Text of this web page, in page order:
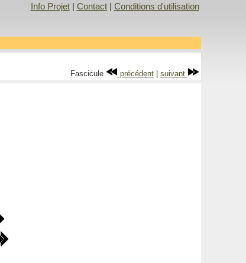
Info Projet| Contact| Conditions d'utilisation
Fascicule précédent| suivant